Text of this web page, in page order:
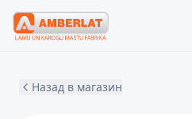
Назад в магазин